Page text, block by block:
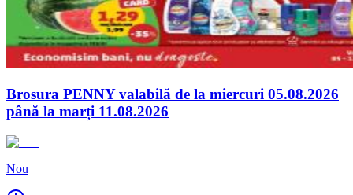
Brosura PENNY valabilă de la miercuri 05.08.2026
până la marți 11.08.2026
Nou